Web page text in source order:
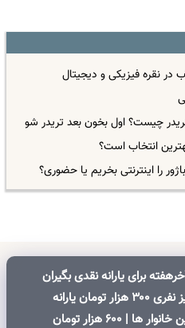
در نقره فیزیکی و دیجیتال
چیست؟ اول بخون بعد تریدر شو
را اینترنتی بخریم یا حضوری؟
برای یارانه نقدی بگیران
| شنبه ، واریز نفری ۳۰۰ هزار تومان یارانه
نقدی برای این خانوار ها | ۶۰۰ هزار تومان